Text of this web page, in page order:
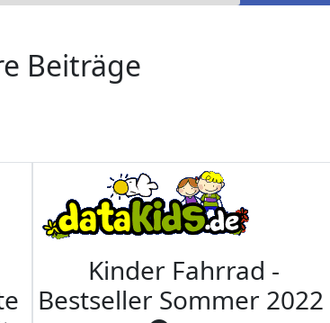
Beiträge
Kinder Fahrrad -
Bestseller Sommer 2022